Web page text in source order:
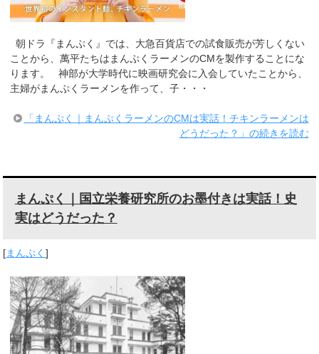
朝ドラ『まんぷく』では、大急百貨店での試食販売が芳しくない
ことから、萬平たちはまんぷくラーメンのCMを製作することにな
ります。 神部が大学時代に映画研究会に入会していたことから、
主婦がまんぷくラーメンを作って、子・・・
「まんぷく｜まんぷくラーメンのCMは実話！チキンラーメンは
どうだった？」の続きを読む
まんぷく｜国立栄養研究所のお墨付きは実話！史
実はどうだった？
[まんぷく]